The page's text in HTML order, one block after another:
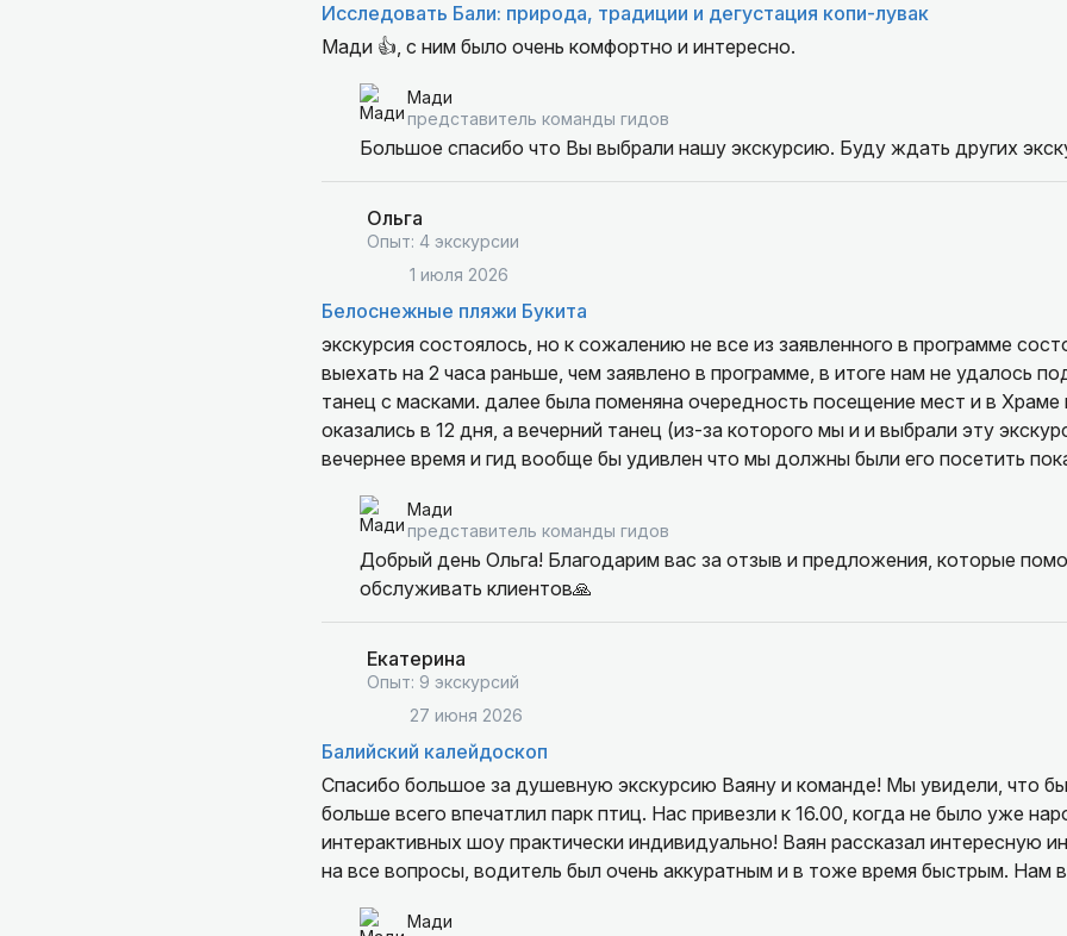
Исследовать Бали: природа, традиции и дегустация копи-лувак
Мади 👍, с ним было очень комфортно и интересно.
Мади
представитель команды гидов
Большое спасибо что Вы выбрали нашу экскурсию. Буду ждать других
Ольга
Опыт: 4 экскурсии
1 июля 2026
Белоснежные пляжи Букита
экскурсия состоялось, но к сожалению не все из заявленного в программе
выехать на 2 часа раньше, чем заявлено в программе, в итоге нам не удалось
танец с масками. далее была поменяна очередность посещение мест и в
оказались в 12 дня, а вечерний танец (из-за которого мы и и выбрали эту
вечернее время и гид вообще бы удивлен что мы должны были его посетить
запланирована, чтобы не разочароваться. Так же хотелось бы отметить, что
рассказывал какой либо информации во время экскурсии и приходилось
чем речь.
В целом день мы провели не плохо, но очень жаль отсутствия самых главных
мероприятий по программе.
Мади
представитель команды гидов
Добрый день Ольга! Благодарим вас за отзыв и предложения, которые
обслуживать клиентов🙏
Екатерина
Опыт: 9 экскурсий
27 июня 2026
Балийский калейдоскоп
Спасибо большое за душевную экскурсию Ваяну и команде! Мы увидели, что
больше всего впечатлил парк птиц. Нас привезли к 16.00, когда не было уже
интерактивных шоу практически индивидуально! Ваян рассказал интересную
на все вопросы, водитель был очень аккуратным и в тоже время быстрым. Нам
Мади